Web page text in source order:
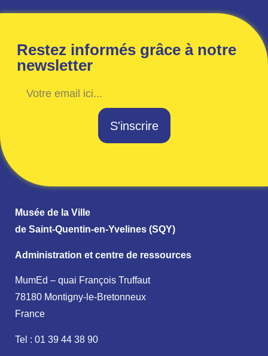
Restez informés grâce à notre
newsletter
S'inscrire
Musée de la Ville
de Saint-Quentin-en-Yvelines (SQY)
Administration et centre de ressources
MumEd – quai François Truffaut
78180 Montigny-le-Bretonneux
France
Tel : 01 39 44 38 90